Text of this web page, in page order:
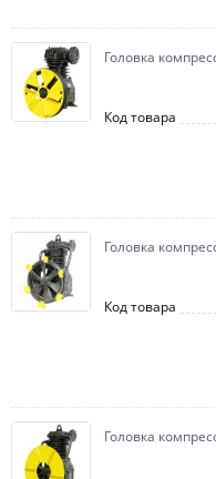
Головка
Код товара
Головка
Код товара
Головка